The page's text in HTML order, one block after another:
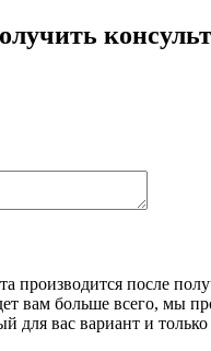
производится после
вам больше всего, мы
вас вариант и